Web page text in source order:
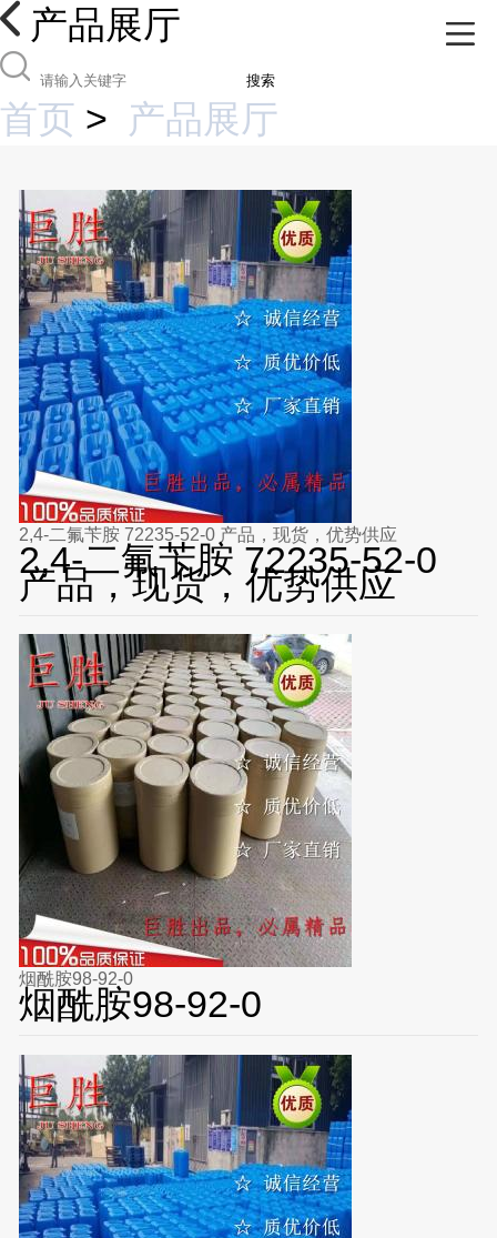
产品展厅
搜索
首页 > 产品展厅
2,4-二氟苄胺 72235-52-0 产品，现货，优势供应
2,4-二氟苄胺 72235-52-0
产品，现货，优势供应
烟酰胺98-92-0
烟酰胺98-92-0